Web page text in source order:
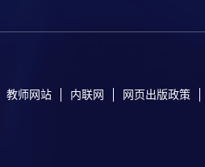
教师网站 内联网 网页出版政策